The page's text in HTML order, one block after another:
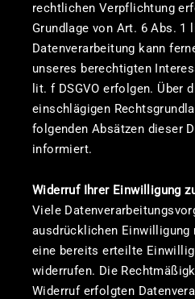
rechtlichen Verpflichtung
Grundlage von Art. 6 Abs. 1
Datenverarbeitung kann
unseres berechtigten
lit. f DSGVO erfolgen. Über
einschlägigen
folgenden Absätzen dieser
informiert.
Widerruf Ihrer Einwilligung
Viele
ausdrücklichen Einwilligung
eine bereits erteilte
widerrufen. Die
Widerruf erfolgten